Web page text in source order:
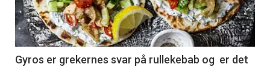
nå
-
6
Gyros er grekernes svar på rullekebab og er det